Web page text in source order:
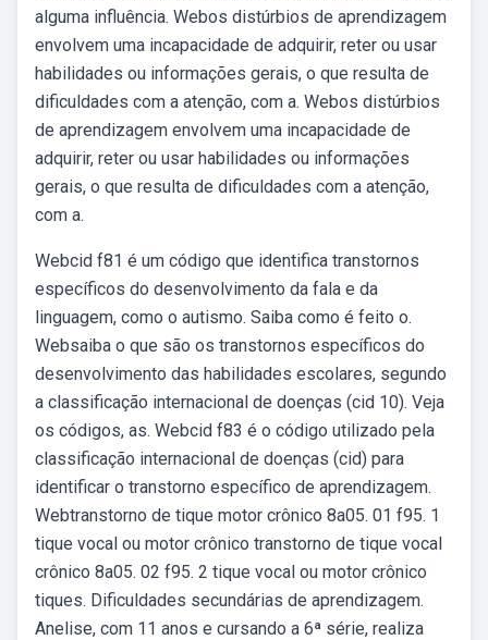
alguma influência. Webos distúrbios de aprendizagem
envolvem uma incapacidade de adquirir, reter ou usar
habilidades ou informações gerais, o que resulta de
dificuldades com a atenção, com a. Webos distúrbios
de aprendizagem envolvem uma incapacidade de
adquirir, reter ou usar habilidades ou informações
gerais, o que resulta de dificuldades com a atenção,
com a.
Webcid f81 é um código que identifica transtornos
específicos do desenvolvimento da fala e da
linguagem, como o autismo. Saiba como é feito o.
Websaiba o que são os transtornos específicos do
desenvolvimento das habilidades escolares, segundo
a classificação internacional de doenças (cid 10). Veja
os códigos, as. Webcid f83 é o código utilizado pela
classificação internacional de doenças (cid) para
identificar o transtorno específico de aprendizagem.
Webtranstorno de tique motor crônico 8a05. 01 f95. 1
tique vocal ou motor crônico transtorno de tique vocal
crônico 8a05. 02 f95. 2 tique vocal ou motor crônico
tiques. Dificuldades secundárias de aprendizagem.
Anelise, com 11 anos e cursando a 6ª série, realiza